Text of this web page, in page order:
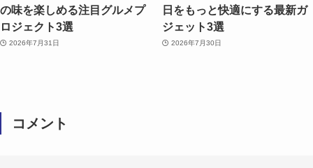
の味を楽しめる注目グルメプ
ロジェクト3選
2026年7月31日
日をもっと快適にする最新ガ
ジェット3選
2026年7月30日
コメント